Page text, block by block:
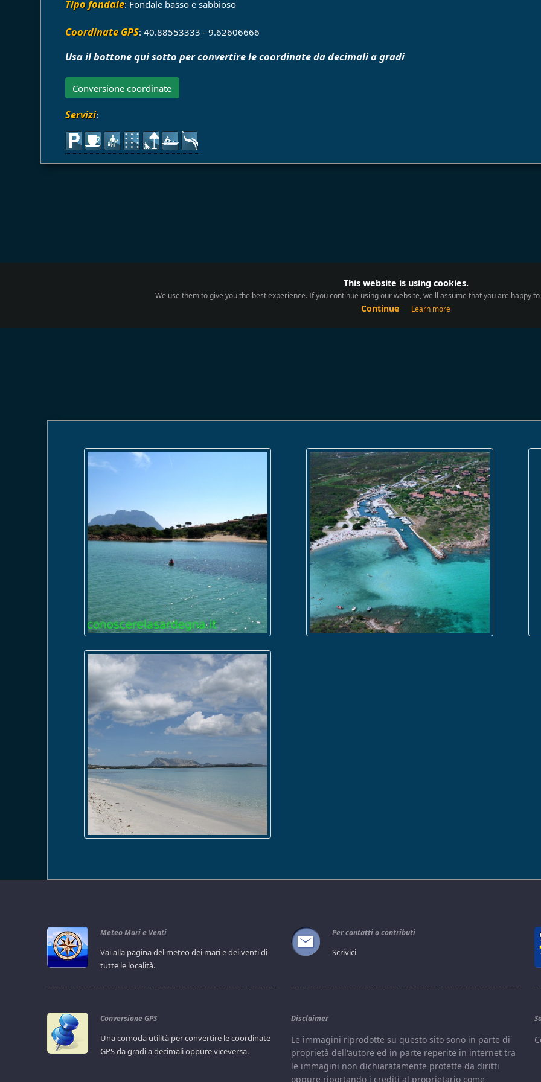
Tipo fondale: Fondale basso e sabbioso
Coordinate GPS: 40.88553333 - 9.62606666
Usa il bottone qui sotto per convertire le coordinate da decimali a gradi
Conversione coordinate
Servizi:
Meteo Mari e Venti
Vai alla pagina del meteo dei mari e dei venti di
tutte le località.
Conversione GPS
Una comoda utilità per convertire le coordinate
GPS da gradi a decimali oppure viceversa.
Per contatti o contributi
Scrivici
Disclaimer
Le immagini riprodotte su questo sito sono in parte di
proprietà dell'autore ed in parte reperite in internet tra
le immagini non dichiaratamente protette da diritti
oppure riportando i crediti al proprietario come
This website is using cookies.
We use them to give you the best experience. If you continue using our website, we'll assume that you are happy
Continue Learn more